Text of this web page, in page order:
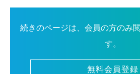
続きのページは、会員の方のみ
す。
無料会員登録